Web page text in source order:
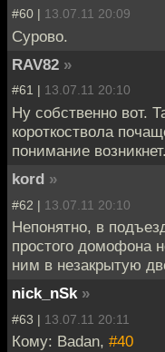
#60 | 13.07.11 20:09
Сурово.
RAV82 »
#61 | 13.07.11 20:10
Ну собственно вот.
короткоствола
понимание возникнет.
kord »
#62 | 13.07.11 20:10
Непонятно, в
простого домофона
ним в незакрытую
nick_nSk »
#63 | 13.07.11 20:11
Кому: Badan, #40